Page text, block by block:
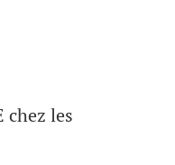
chez les